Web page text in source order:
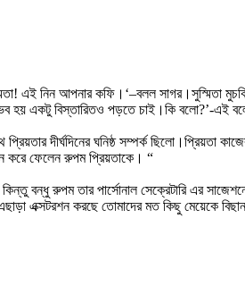
এই নিন আপনার কফি।‘–বলল সাগর।সুস্মিতা
একটু বিস্তারিতও পড়তে চাই।কি বলো?’-এই
দীর্ঘদিনের ঘনিষ্ঠ সম্পর্ক ছিলো।প্রিয়তা
করে ফেলেন রুপম প্রিয়তাকে। “
বন্ধু রুপম তার পার্সোনাল সেক্রেটারি এর
এক্সটরশন করছে তোমাদের মত কিছু মেয়েকে